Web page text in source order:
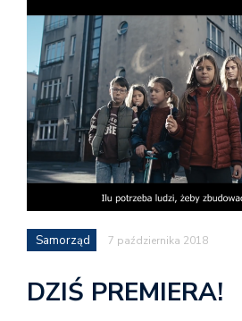
Samorząd 7 października 2018
DZIŚ PREMIERA!